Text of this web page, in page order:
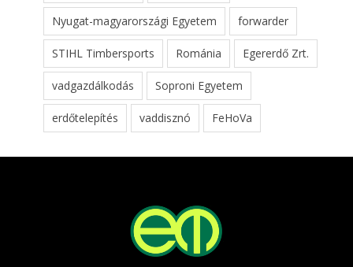
Nyugat-magyarországi Egyetem forwarder
STIHL Timbersports Románia Egererdő Zrt.
vadgazdálkodás Soproni Egyetem
erdőtelepítés vaddisznó FeHoVa